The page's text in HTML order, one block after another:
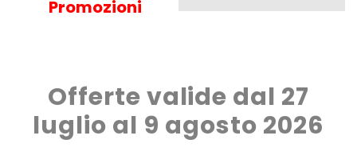
Promozioni
Offerte valide dal 27
luglio al 9 agosto 2026